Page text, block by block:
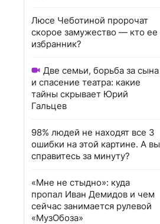
Люсе Чеботиной пророчат
скорое замужество — кто ее
избранник?
Две семьи, борьба за сына
и спасение театра: какие
тайны скрывает Юрий
Гальцев
98% людей не находят все 3
ошибки на этой картине. А вы
справитесь за минуту?
«Мне не стыдно»: куда
пропал Иван Демидов и чем
сейчас занимается рулевой
«МузОбоза»